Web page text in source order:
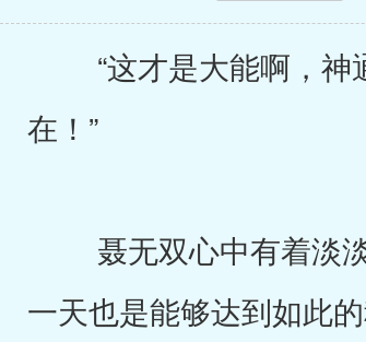
“这才是大能啊，神
在！”
聂无双心中有着淡淡
一天也是能够达到如此